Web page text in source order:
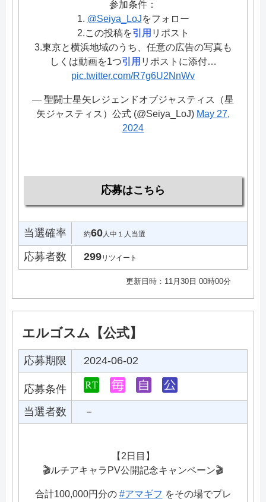
参加条件：
1. @Seiya_LoJをフォロー
2.この投稿を引用 リポスト
3.東京と横浜地域のうち、任意の広告の写真も
しくは動画を1つ引用 リポストに添付…
pic.twitter.com/R7g6U2NnWv
— 聖闘士星矢レジェンドオブジャスティス（星
矢ジャスティス）公式 (@Seiya_LoJ) May 27,
2024
応募はこちら
当選確率 約60 人中１人当選
応募者数 299リツイート
更新日時：11月30日 00時00分
エルゴスム【公式】
応募期限 2024-06-02
応募条件
当選者数
－
【2日目】
🎬ルチアキャラPV公開記念キャンペーン🎬
合計100,000円分の #アマギフ をその場でプレ